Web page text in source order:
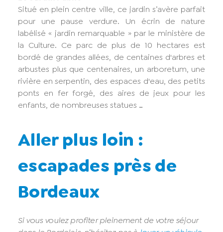
Situé en plein centre ville, ce jardin s’avère parfait
pour une pause verdure. Un écrin de nature
labélisé « jardin remarquable » par le ministère de
la Culture. Ce parc de plus de 10 hectares est
bordé de grandes allées, de centaines d'arbres et
arbustes plus que centenaires, un arboretum, une
rivière en serpentin, des espaces d'eau, des petits
ponts en fer forgé, des aires de jeux pour les
enfants, de nombreuses statues …
Aller plus loin :
escapades près de
Bordeaux
Si vous voulez profiter pleinement de votre séjour